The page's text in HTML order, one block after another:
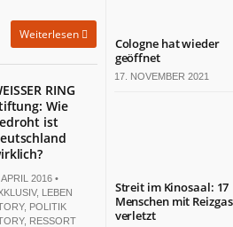
Weiterlesen
RING
Wie
ist
2016 •
, LEBEN
, POLITIK
, RESSORT
Cologne hat wieder
geöffnet
17. NOVEMBER 2021
Streit im Kinosaal: 17
Menschen mit Reizgas
verletzt